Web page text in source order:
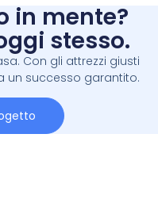
in mente?
stesso.
Con gli attrezzi giusti
un successo garantito.